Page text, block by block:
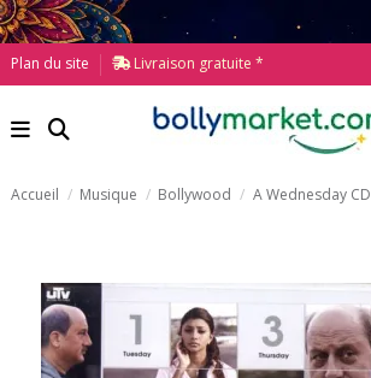
Plan du site Livraison gratuite *
Accueil Musique Bollywood A Wednesday CD